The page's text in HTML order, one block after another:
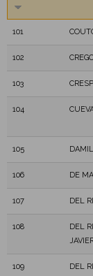
101
102
103
104
105
106 DE
107 DEL
108
DEL
109 DEL